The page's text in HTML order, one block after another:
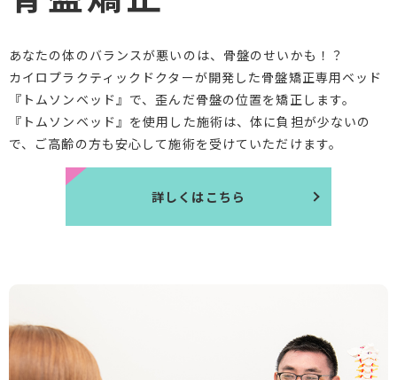
あなたの体のバランスが悪いのは、骨盤のせいかも！？
カイロプラクティックドクターが開発した骨盤矯正専用ベッド
『トムソンベッド』で、歪んだ骨盤の位置を矯正します。
『トムソンベッド』を使用した施術は、体に負担が少ないの
で、ご高齢の方も安心して施術を受けていただけます。
詳しくはこちら